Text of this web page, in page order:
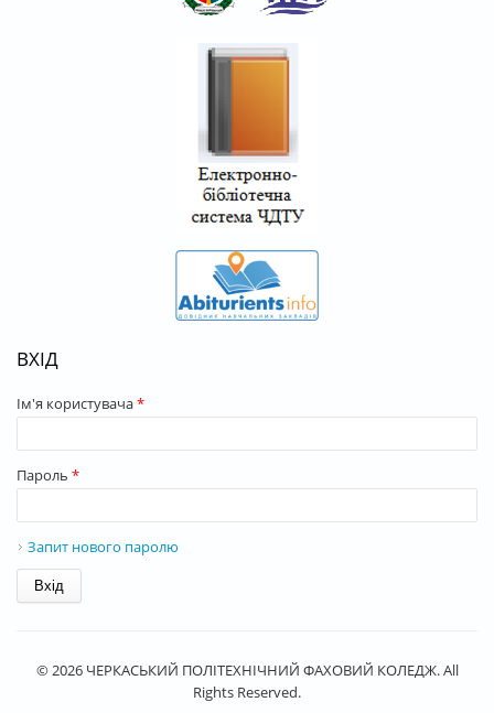
ВХІД
Ім'я користувача*
Пароль *
Запит нового паролю
© 2026 ЧЕРКАСЬКИЙ ПОЛІТЕХНІЧНИЙ ФАХОВИЙ КОЛЕДЖ. All
Rights Reserved.